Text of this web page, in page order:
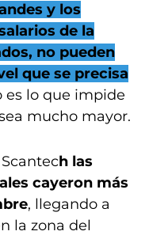
y los
de la
no pueden
que se precisa
es lo que impide
mucho mayor.
h las
cayeron más
, llegando a
la zona del